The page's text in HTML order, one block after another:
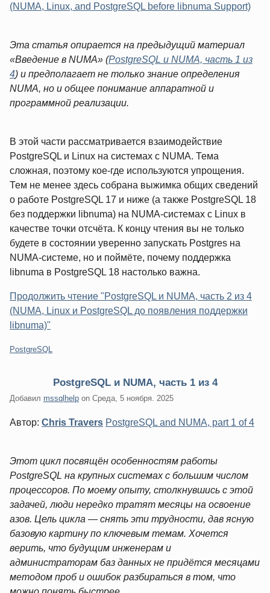
(NUMA, Linux, and PostgreSQL before libnuma Support)
Эта статья опирается на предыдущий материал
«Введение в NUMA» (PostgreSQL и NUMA, часть 1 из
4) и предполагает не только знание определения
NUMA, но и общее понимание аппаратной и
программной реализации.
В этой части рассматривается взаимодействие
PostgreSQL и Linux на системах с NUMA. Тема
сложная, поэтому кое‑где используются упрощения.
Тем не менее здесь собрана выжимка общих сведений
о работе PostgreSQL 17 и ниже (а также PostgreSQL 18
без поддержки libnuma) на NUMA‑системах с Linux в
качестве точки отсчёта. К концу чтения вы не только
будете в состоянии уверенно запускать Postgres на
NUMA‑системе, но и поймёте, почему поддержка
libnuma в PostgreSQL 18 настолько важна.
Продолжить чтение "PostgreSQL и NUMA, часть 2 из 4
(NUMA, Linux и PostgreSQL до появления поддержки
libnuma)"
Категории:
PostgreSQL
PostgreSQL и NUMA, часть 1 из 4
Добавил mssqlhelp on Среда, 5 ноября. 2025
Автор: Chris Travers PostgreSQL and NUMA, part 1 of 4
Этот цикл посвящён особенностям работы
PostgreSQL на крупных системах с большим числом
процессоров. По моему опыту, столкнувшись с этой
задачей, люди нередко тратят месяцы на освоение
азов. Цель цикла — снять эти трудности, дав ясную
базовую картину по ключевым темам. Хочется
верить, что будущим инженерам и
администраторам баз данных не придётся месяцами
методом проб и ошибок разбираться в том, что